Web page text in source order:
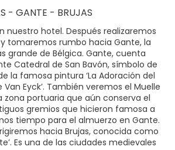
- GANTE - BRUJAS
nuestro hotel. Después realizaremos
tomaremos rumbo hacia Gante, la
grande de Bélgica. Gante, cuenta
Catedral de San Bavón, símbolo de
la famosa pintura ‘La Adoración del
Eyck’. También veremos el Muelle
zona portuaria que aún conserva el
gremios que hicieron famosa a
tiempo para el almuerzo en Gante.
hacia Brujas, conocida como
Es una de las ciudades medievales